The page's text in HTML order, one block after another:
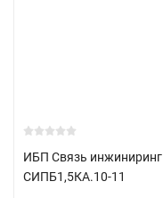
ИБП Связь инжиниринг
СИПБ1,5КА.10-11